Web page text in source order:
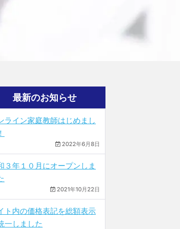
最新のお知らせ
ライン家庭教師はじめまし
2022年6月8日
３年１０月にオープンしま
2021年10月22日
ト内の価格表記を総額表示
一しました